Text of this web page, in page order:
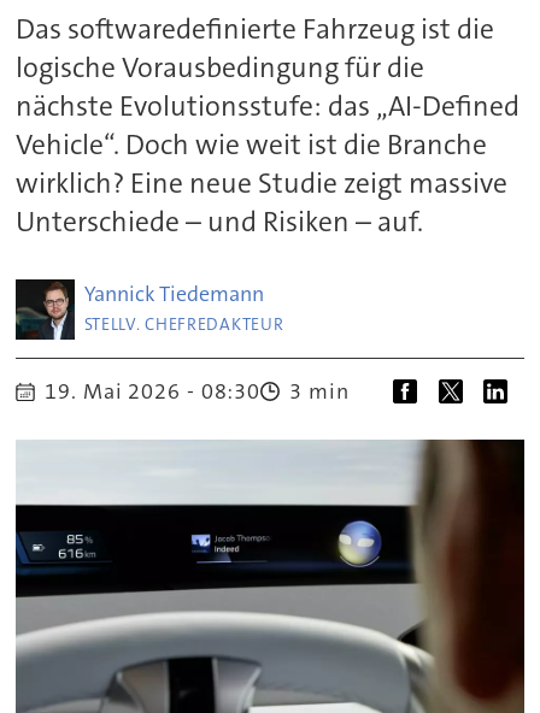
Das softwaredefinierte Fahrzeug ist die
logische Vorausbedingung für die
nächste Evolutionsstufe: das „AI-Defined
Vehicle“. Doch wie weit ist die Branche
wirklich? Eine neue Studie zeigt massive
Unterschiede – und Risiken – auf.
YannickTiedemann
STELLV. CHEFREDAKTEUR
19. Mai 2026 - 08:30 3 min